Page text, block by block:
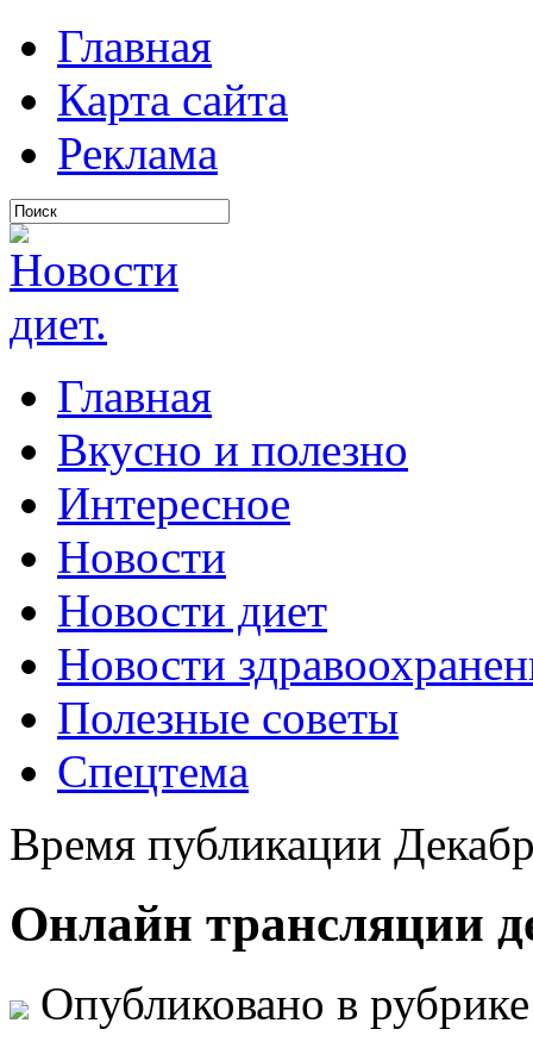
Главная
Карта сайта
Реклама
Главная
Вкусно и полезно
Интересное
Новости
Новости диет
Новости
Полезные советы
Спецтема
Время публикации
Онлайн трансляции
Опубликовано в